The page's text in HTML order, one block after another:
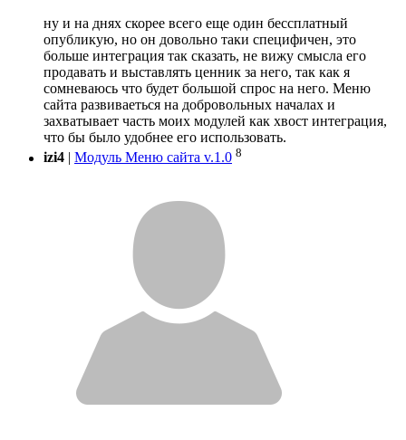
ну и на днях скорее всего еще один бессплатный
опубликую, но он довольно таки специфичен, это
больше интеграция так сказать, не вижу смысла его
продавать и выставлять ценник за него, так как я
сомневаюсь что будет большой спрос на него. Меню
сайта развиваеться на добровольных началах и
захватывает часть моих модулей как хвост интеграция,
что бы было удобнее его использовать.
izi4
Модуль Меню сайта v.1.0 8